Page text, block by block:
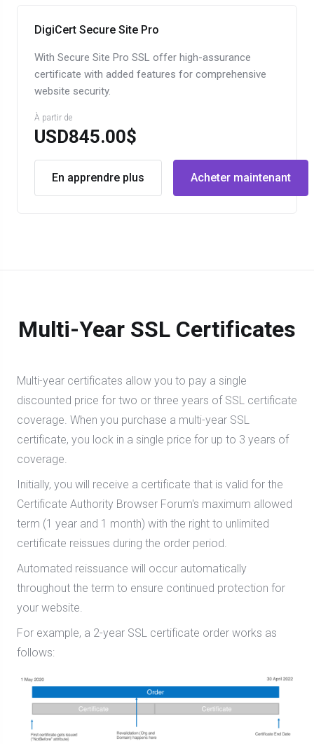
DigiCert Secure Site Pro
With Secure Site Pro SSL offer high-assurance
certificate with added features for comprehensive
website security.
À partir de
USD845.00$
En apprendre plus Acheter maintenant
Multi-Year SSL Certificates
Multi-year certificates allow you to pay a single
discounted price for two or three years of SSL certificate
coverage. When you purchase a multi-year SSL
certificate, you lock in a single price for up to 3 years of
coverage.
Initially, you will receive a certificate that is valid for the
Certificate Authority Browser Forum's maximum allowed
term (1 year and 1 month) with the right to unlimited
certificate reissues during the order period.
Automated reissuance will occur automatically
throughout the term to ensure continued protection for
your website.
For example, a 2-year SSL certificate order works as
follows: